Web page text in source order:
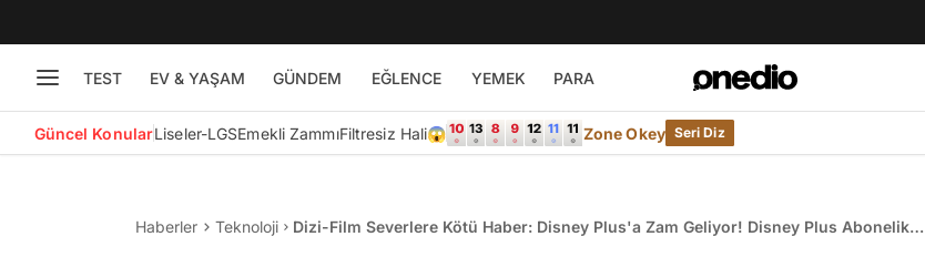
TEST EV & YAŞAM GÜNDEM EĞLENCE YEMEK PARA
Güncel KonularLiseler-LGSEmekli ZammıFiltresiz Hali😱 Zone Okey Seri Diz
Haberler Teknoloji
Dizi-Film Severlere Kötü Haber: Disney Plus'a Zam Geliyor! Disney Plus Abonelik